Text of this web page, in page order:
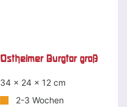
Ostheimer Burgtor groß
34 x 24 x 12 cm
2-3 Wochen